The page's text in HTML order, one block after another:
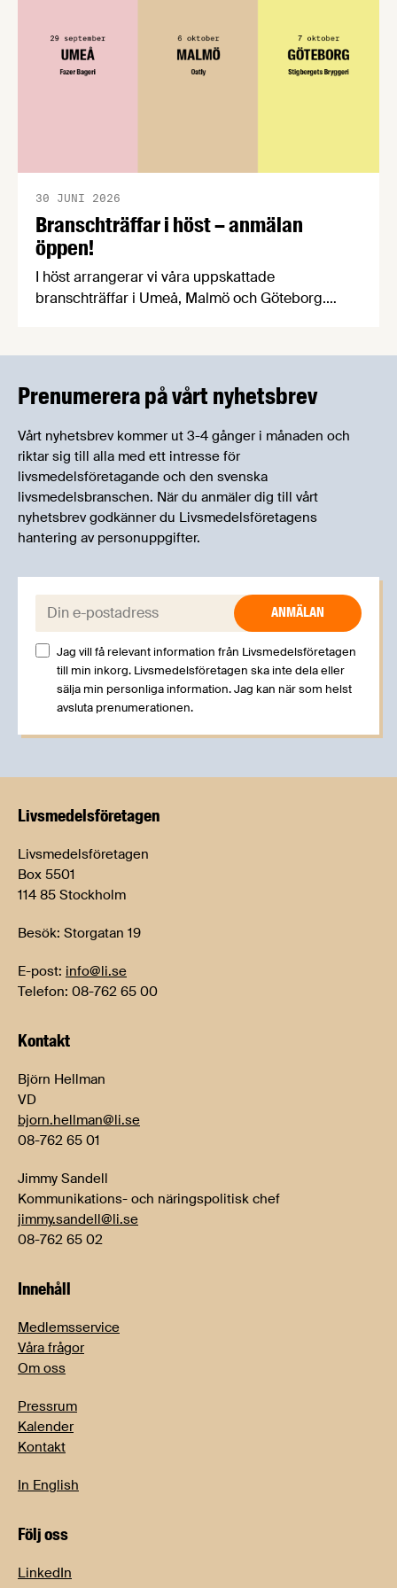
Branschträffar i höst – anmälan
öppen!
30 JUNI 2026
I höst arrangerar vi våra uppskattade
branschträffar i Umeå, Malmö och Göteborg.
kan träffa branschkollegor och utbyta
Prenumerera på vårt nyhetsbrev
Vårt nyhetsbrev kommer ut 3-4 gånger i månaden och
riktar sig till alla med ett intresse för
livsmedelsföretagande och den svenska
livsmedelsbranschen. När du anmäler dig till vårt
nyhetsbrev godkänner du Livsmedelsföretagens
hantering av personuppgifter.
E-post:
Jag vill få relevant information från Livsmedelsföretagen
till min inkorg. Livsmedelsföretagen ska inte dela eller
sälja min personliga information. Jag kan när som helst
avsluta prenumerationen.
Livsmedels­företagen
Livsmedelsföretagen
Box 5501
114 85 Stockholm
Besök: Storgatan 19
E-post: info@li.se
Telefon: 08-762 65 00
Kontakt
Björn Hellman
VD
bjorn.hellman@li.se
08-762 65 01
Jimmy Sandell
Kommunikations- och näringspolitisk chef
jimmy.sandell@li.se
08-762 65 02
Innehåll
Medlemsservice
Våra frågor
Om oss
Pressrum
Kalender
Kontakt
In English
Följ oss
LinkedIn